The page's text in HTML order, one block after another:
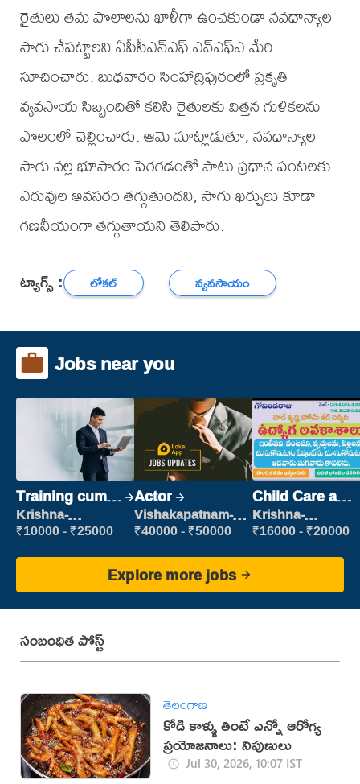
రైతులు తమ పొలాలను ఖాళీగా ఉంచకుండా నవధాన్యాల
సాగు చేపట్టాలని ఏపీసీఎన్ఎఫ్ ఎన్ఎఫ్ఎ మేరి
సూచించారు. బుధవారం సింహాద్రిపురంలో ప్రకృతి
వ్యవసాయ సిబ్బందితో కలిసి రైతులకు విత్తన గుళికలను
పొలంలో చెల్లించారు. ఆమె మాట్లాడుతూ, నవధాన్యాల
సాగు వల్ల భూసారం పెరగడంతో పాటు ప్రధాన పంటలకు
ఎరువుల అవసరం తగ్గుతుందని, సాగు ఖర్చులు కూడా
గణనీయంగా తగ్గుతాయని తెలిపారు.
ట్యాగ్స్ : లోకల్ వ్యవసాయం
Jobs near you
Training cum
Placement
Krishna-
vijayawada
₹10000 - ₹25000
Actor
Vishakapatnam-
new
₹40000 - ₹50000
Child Care and
Patient care
Krishna-
vijayawada
₹16000 - ₹20000
Explore more jobs
సంబంధిత పోస్ట్
తెలంగాణ
కోడి కాళ్ళు తింటే ఎన్నో ఆరోగ్య
ప్రయోజనాలు: నిపుణులు
Jul 30, 2026, 10:07 IST